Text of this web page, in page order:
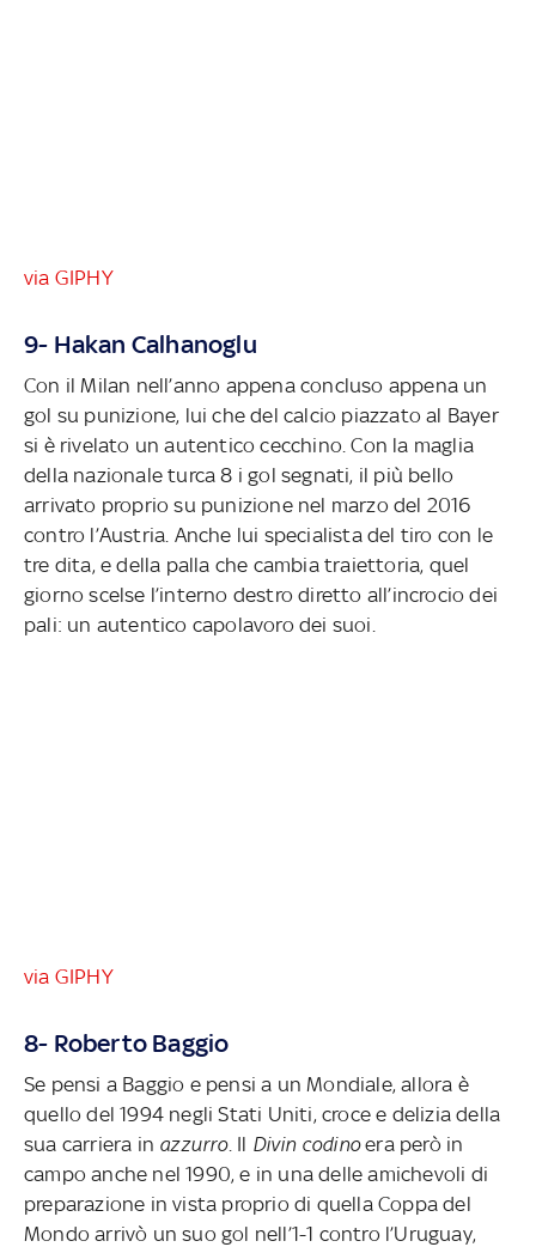
via GIPHY
9- Hakan Calhanoglu
Con il Milan nell’anno appena concluso appena un
gol su punizione, lui che del calcio piazzato al Bayer
si è rivelato un autentico cecchino. Con la maglia
della nazionale turca 8 i gol segnati, il più bello
arrivato proprio su punizione nel marzo del 2016
contro l’Austria. Anche lui specialista del tiro con le
tre dita, e della palla che cambia traiettoria, quel
giorno scelse l’interno destro diretto all’incrocio dei
pali: un autentico capolavoro dei suoi.
via GIPHY
8- Roberto Baggio
Se pensi a Baggio e pensi a un Mondiale, allora è
quello del 1994 negli Stati Uniti, croce e delizia della
sua carriera in azzurro. Il Divin codinoera però in
campo anche nel 1990, e in una delle amichevoli di
preparazione in vista proprio di quella Coppa del
Mondo arrivò un suo gol nell’1-1 contro l’Uruguay,